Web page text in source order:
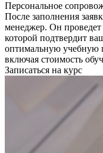
Персональное
После заполнения
менеджер. Он
которой подтвердит
оптимальную учебную
включая стоимость
Записаться на курс